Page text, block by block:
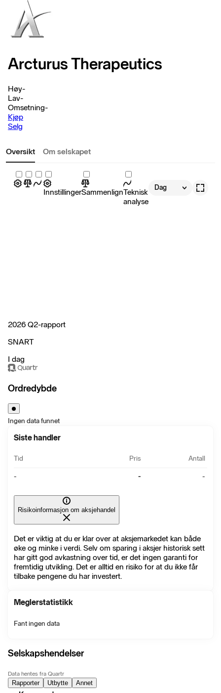
Arcturus Therapeutics
Høy-
Lav-
Omsetning-
Kjøp
Selg
Oversikt Om selskapet
InnstillingerSammenlignTeknisk
analyse
Dag
2026 Q2-rapport
SNART
I dag
Ordredybde
Ingen data funnet
Siste handler
Tid Pris Antall
- - -
Risikoinformasjon om aksjehandel
Det er viktig at du er klar over at aksjemarkedet kan både
øke og minke i verdi. Selv om sparing i aksjer historisk sett
har gitt god avkastning over tid, er det ingen garanti for
fremtidig utvikling. Det er alltid en risiko for at du ikke får
tilbake pengene du har investert.
Meglerstatistikk
Fant ingen data
Selskapshendelser
Data hentes fra Quartr
Rapporter Utbytte Annet